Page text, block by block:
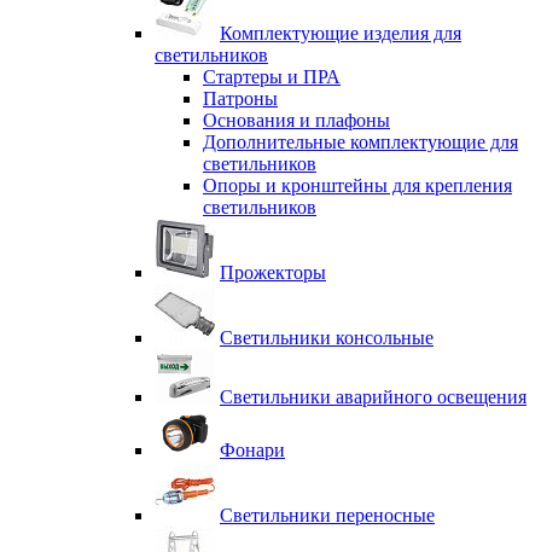
Комплектующие изделия для
светильников
Стартеры и ПРА
Патроны
Основания и плафоны
Дополнительные комплектующие для
светильников
Опоры и кронштейны для крепления
светильников
Прожекторы
Светильники консольные
Светильники аварийного освещения
Фонари
Светильники переносные